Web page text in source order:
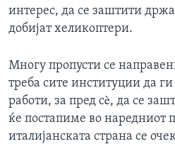
интерес, да се заштити
добијат хеликоптери.
Многу пропусти се
треба сите институции да
работи, за пред сè, да се
ќе постапиме во наредниот
италијанската страна се